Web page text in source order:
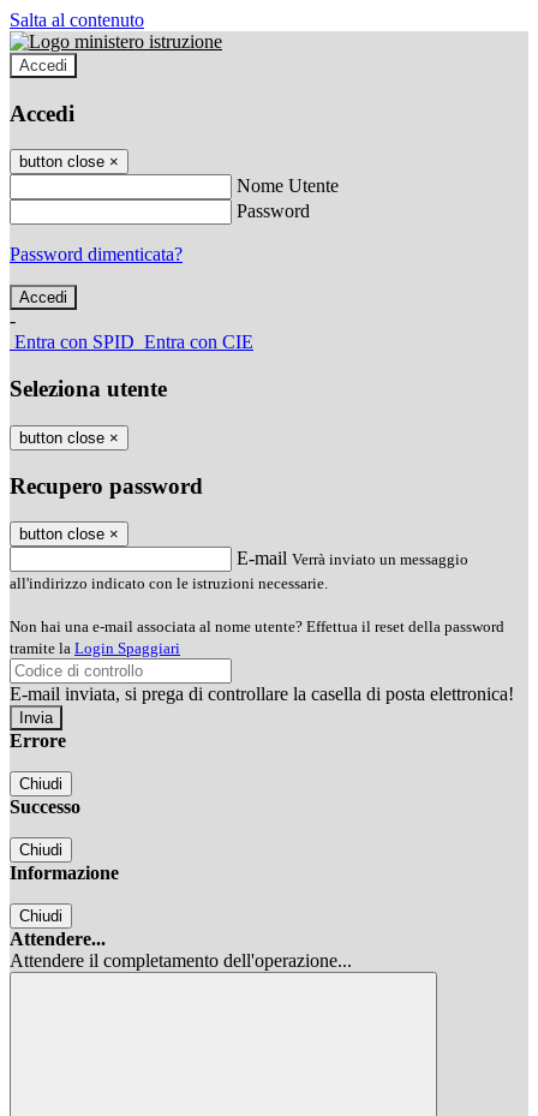
Salta al contenuto
Accedi
Accedi
button close ×
Nome Utente
Password
Password dimenticata?
-
Entra con SPID Entra con CIE
Seleziona utente
button close ×
Recupero password
button close ×
E-mail Verrà inviato un messaggio
all'indirizzo indicato con le istruzioni necessarie.
Non hai una e-mail associata al nome utente? Effettua il reset della password
tramite la Login Spaggiari
E-mail inviata, si prega di controllare la casella di posta elettronica!
Errore
Chiudi
Successo
Chiudi
Informazione
Chiudi
Attendere...
Attendere il completamento dell'operazione...